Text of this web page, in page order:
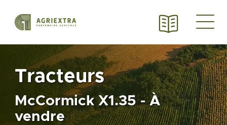
Tracteurs
McCormick X1.35 - À
vendre